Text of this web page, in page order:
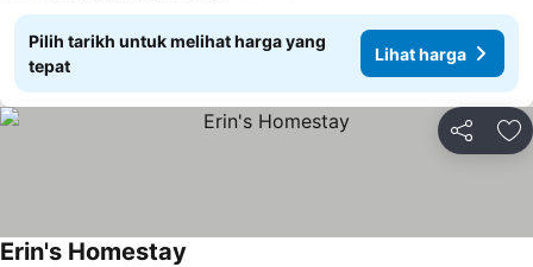
Pilih tarikh untuk melihat harga yang
tepat
Lihat harga
Kongsi
Erin's Homestay